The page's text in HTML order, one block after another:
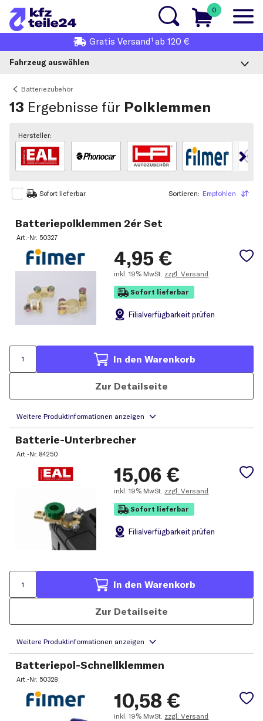
0
Gratis Versand1 ab 120 €
Fahrzeug auswählen
Batteriezubehör
13 Ergebnisse für Polklemmen
Hersteller:
Sofort lieferbar Empfohlen
Sortieren
Batteriepolklemmen 2ér Set
Art.-Nr. 50327
4,95 €
inkl. 19% MwSt. zzgl. Versand
Sofort lieferbar
Filialverfügbarkeit prüfen
In den Warenkorb
Zur Detailseite
Batterie-Unterbrecher
Art.-Nr.84250
15,06 €
inkl. 19% MwSt. zzgl. Versand
Sofort lieferbar
Filialverfügbarkeit prüfen
In den Warenkorb
Zur Detailseite
Batteriepol-Schnellklemmen
Art.-Nr. 50328
10,58 €
inkl. 19% MwSt. zzgl. Versand